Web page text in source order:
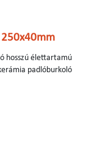
250x40mm
hosszú élettartamú
padlóburkoló